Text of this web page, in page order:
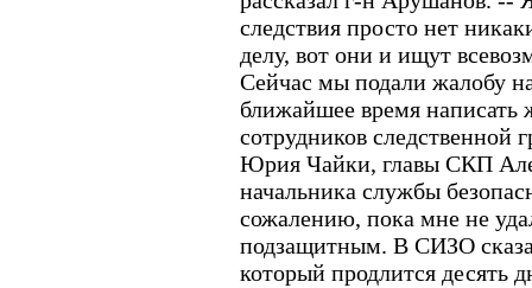
следствия просто нет
делу, вот они и ищут
Сейчас мы подали жалобу
ближайшее время написать
сотрудников следственной
Юрия Чайки, главы СКП
начальника службы
сожалению, пока мне не
подзащитным. В СИЗО
который продлится десять